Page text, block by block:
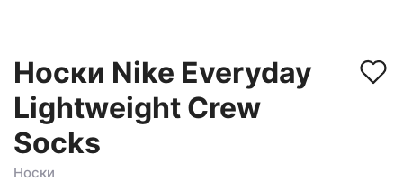
Носки Nike Everyday
Lightweight Crew
Socks
Носки